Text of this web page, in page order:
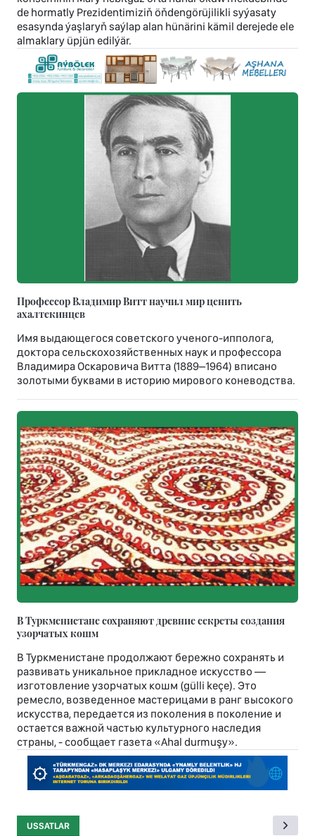
de hormatly Prezidentimiziň öňdengörüjilikli syýasaty
esasynda ýaşlaryň saýlap alan hünärini kämil derejede ele
almaklary üpjün edilýär.
Профессор Владимир Витт научил мир ценить
ахалтекинцев
Имя выдающегося советского ученого-ипполога,
доктора сельскохозяйственных наук и профессора
Владимира Оскаровича Витта (1889–1964) вписано
золотыми буквами в историю мирового коневодства.
В Туркменистане сохраняют древние секреты создания
узорчатых кошм
В Туркменистане продолжают бережно сохранять и
развивать уникальное прикладное искусство —
изготовление узорчатых кошм (gülli keçe). Это
ремесло, возведенное мастерицами в ранг высокого
искусства, передается из поколения в поколение и
остается важной частью культурного наследия
страны, - сообщает газета «Ahal durmuşy».
USSATLAR